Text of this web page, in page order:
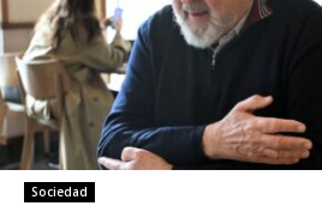
Sociedad